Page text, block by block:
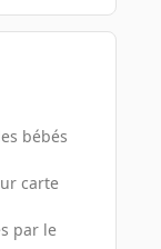
bébés
carte
par le